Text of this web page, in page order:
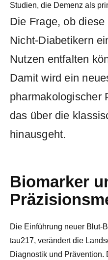
Studien, die Demenz als
Die Frage, ob
Nicht-Diabetikern
Nutzen entfalten
Damit wird ein
pharmakologischer
das über die
hinausgeht.
Biomarker
Die Einführung neuer Blut-
tau217, verändert die
Diagnostik und Prävention.